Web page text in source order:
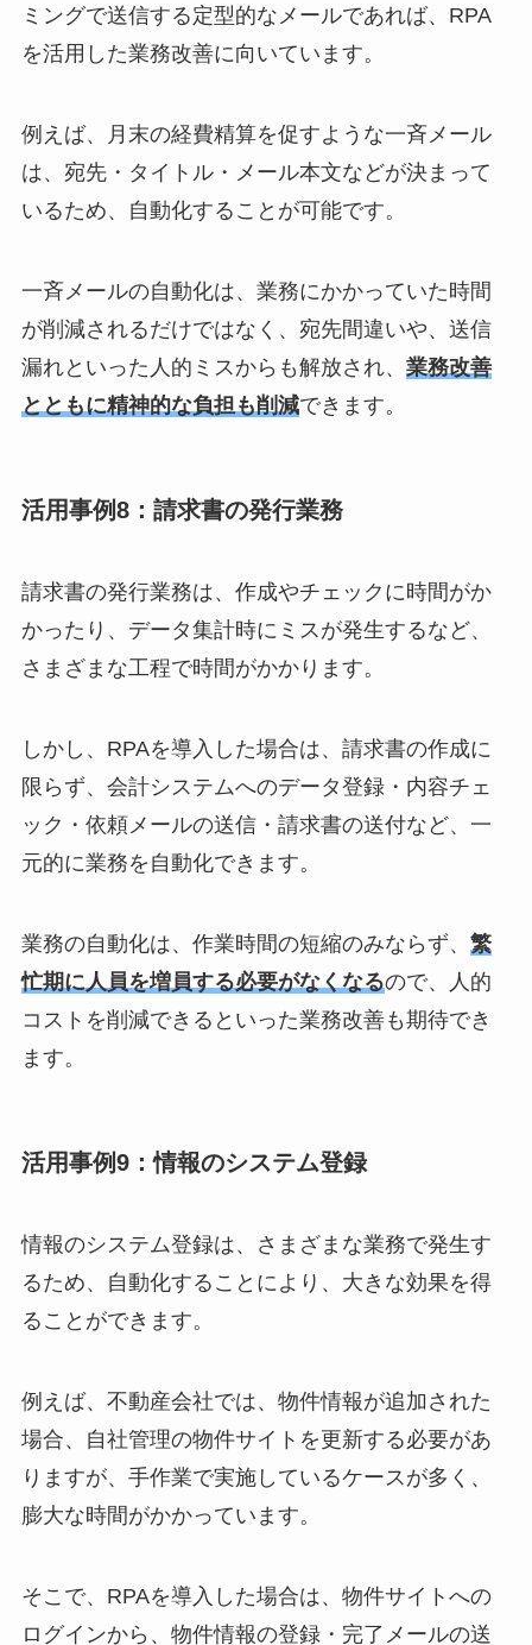
ミングで送信する定型的なメールであれば、RPA
を活用した業務改善に向いています。
例えば、月末の経費精算を促すような一斉メール
は、宛先・タイトル・メール本文などが決まって
いるため、自動化することが可能です。
一斉メールの自動化は、業務にかかっていた時間
が削減されるだけではなく、宛先間違いや、送信
漏れといった人的ミスからも解放され、 業務改善
とともに精神的な負担も削減できます。
活用事例8：請求書の発行業務
請求書の発行業務は、作成やチェックに時間がか
かったり、データ集計時にミスが発生するなど、
さまざまな工程で時間がかかります。
しかし、RPAを導入した場合は、請求書の作成に
限らず、会計システムへのデータ登録・内容チェ
ック・依頼メールの送信・請求書の送付など、一
元的に業務を自動化できます。
業務の自動化は、作業時間の短縮のみならず、 繁
忙期に人員を増員する必要がなくなるので、人的
コストを削減できるといった業務改善も期待でき
ます。
活用事例9：情報のシステム登録
情報のシステム登録は、さまざまな業務で発生す
るため、自動化することにより、大きな効果を得
ることができます。
例えば、不動産会社では、物件情報が追加された
場合、自社管理の物件サイトを更新する必要があ
りますが、手作業で実施しているケースが多く、
膨大な時間がかかっています。
そこで、RPAを導入した場合は、物件サイトへの
ログインから、物件情報の登録・完了メールの送